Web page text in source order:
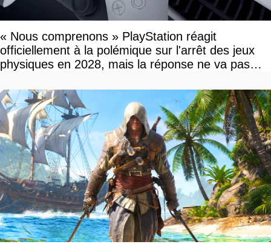
« Nous comprenons » PlayStation réagit
officiellement à la polémique sur l'arrêt des jeux
physiques en 2028, mais la réponse ne va pas